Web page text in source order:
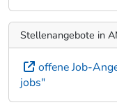
Stellenangebote in
offene Job-
jobs"